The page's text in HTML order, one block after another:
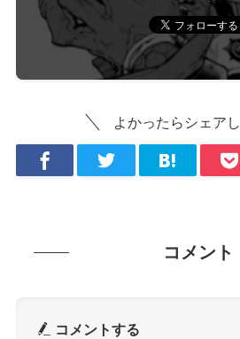
よかったらシェアし
コメント
コメントする